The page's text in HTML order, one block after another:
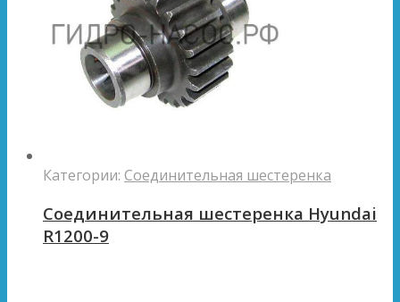
Категории: Соединительная шестеренка
Соединительная шестеренка Hyundai
R1200-9